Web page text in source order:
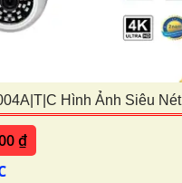
Hình Ảnh Siêu Nét
₫